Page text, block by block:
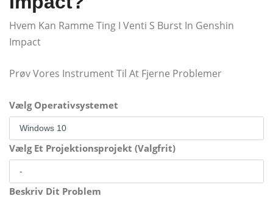
Hvem Kan Ramme Ting I Venti S Burst In Genshin
Impact
Prøv Vores Instrument Til At Fjerne Problemer
Vælg Operativsystemet
Vælg Et Projektionsprojekt (Valgfrit)
Beskriv Dit Problem